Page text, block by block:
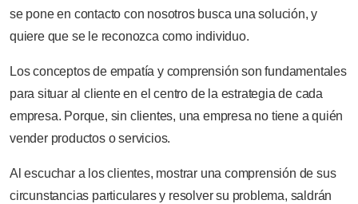
se pone en contacto con nosotros busca una solución, y
quiere que se le reconozca como individuo.
Los conceptos de empatía y comprensión son fundamentales
para situar al cliente en el centro de la estrategia de cada
empresa. Porque, sin clientes, una empresa no tiene a quién
vender productos o servicios.
Al escuchar a los clientes, mostrar una comprensión de sus
circunstancias particulares y resolver su problema, saldrán